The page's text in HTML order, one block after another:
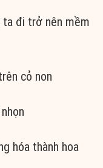
đi trở nên mềm
cỏ non
hóa thành hoa